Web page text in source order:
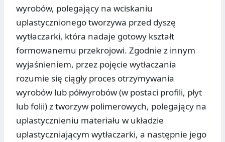
wyrobów, polegający na wciskaniu
uplastycznionego tworzywa przed dyszę
wytłaczarki, która nadaje gotowy kształt
formowanemu przekrojowi. Zgodnie z innym
wyjaśnieniem, przez pojęcie wytłaczania
rozumie się ciągły proces otrzymywania
wyrobów lub półwyrobów (w postaci profili, płyt
lub folii) z tworzyw polimerowych, polegający na
uplastycznieniu materiału w układzie
uplastyczniającym wytłaczarki, a następnie jego